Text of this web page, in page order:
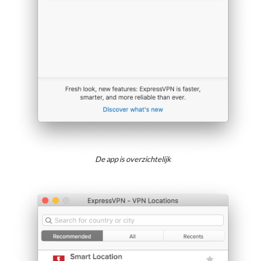
De app is overzichtelijk